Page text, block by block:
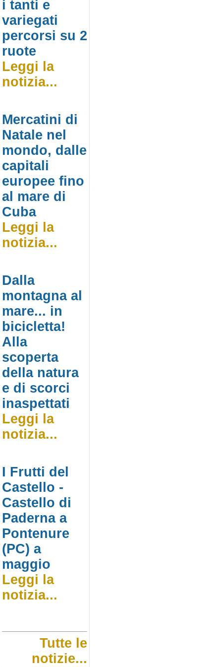
i tanti e
variegati
percorsi su 2
ruote
Leggi la
notizia...
Mercatini di
Natale nel
mondo, dalle
capitali
europee fino
al mare di
Cuba
Leggi la
notizia...
Dalla
montagna al
mare... in
bicicletta!
Alla
scoperta
della natura
e di scorci
inaspettati
Leggi la
notizia...
I Frutti del
Castello -
Castello di
Paderna a
Pontenure
(PC) a
maggio
Leggi la
notizia...
Tutte le
notizie...